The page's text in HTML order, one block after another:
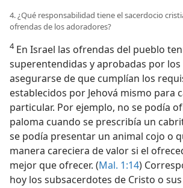
4. ¿Qué responsabilidad tiene el sacerdocio
ofrendas de los adoradores?
4En Israel las ofrendas del pueblo
superentendidas y aprobadas por
asegurarse de que cumplían los
establecidos por Jehová mismo para
particular. Por ejemplo, no se podía
paloma cuando se prescribía un
se podía presentar un animal cojo o
manera careciera de valor si el
mejor que ofrecer. (Mal. 1:14)
hoy los subsacerdotes de Cristo o